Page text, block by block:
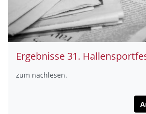
Ergebnisse 31.
zum nachlesen.